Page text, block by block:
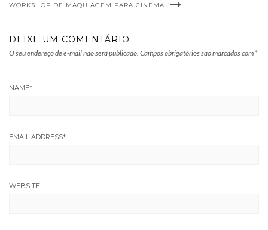
WORKSHOP DE MAQUIAGEM PARA CINEMA
DEIXE UM COMENTÁRIO
O seu endereço de e-mail não será publicado. Campos obrigatórios são marcados com *
NAME*
EMAIL ADDRESS*
WEBSITE